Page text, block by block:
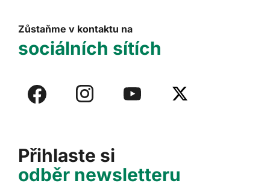
Přihlaste si
odběr newsletteru
Zůstaňme v kontaktu na
sociálních sítích